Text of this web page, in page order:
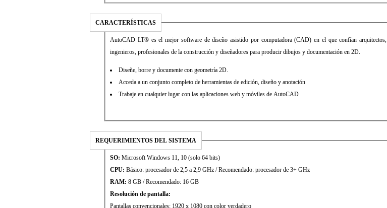
CARACTERÍSTICAS
AutoCAD LT® es el mejor software de diseño asistido por computadora (CAD) en el que confían arquitectos,
ingenieros, profesionales de la construcción y diseñadores para producir dibujos y documentación en 2D.
Diseñe, borre y documente con geometría 2D.
Acceda a un conjunto completo de herramientas de edición, diseño y anotación
Trabaje en cualquier lugar con las aplicaciones web y móviles de AutoCAD
REQUERIMIENTOS DEL SISTEMA
SO: Microsoft Windows 11, 10 (solo 64 bits)
CPU: Básico: procesador de 2,5 a 2,9 GHz / Recomendado: procesador de 3+ GHz
RAM: 8 GB / Recomendado: 16 GB
Resolución de pantalla:
Pantallas convencionales: 1920 x 1080 con color verdadero